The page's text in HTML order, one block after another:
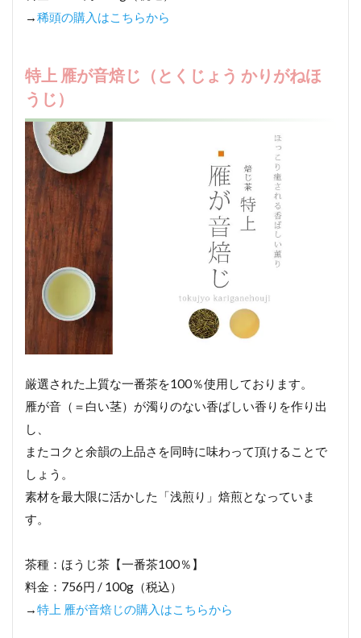
→稀頭の購入はこちらから
特上 雁が音焙じ（とくじょう かりがねほ
うじ）
厳選された上質な一番茶を100％使用しております。
雁が音（＝白い茎）が濁りのない香ばしい香りを作り出
し、
またコクと余韻の上品さを同時に味わって頂けることで
しょう。
素材を最大限に活かした「浅煎り」焙煎となっていま
す。
茶種：ほうじ茶【一番茶100％】
料金：756円 / 100g（税込）
→特上 雁が音焙じの購入はこちらから